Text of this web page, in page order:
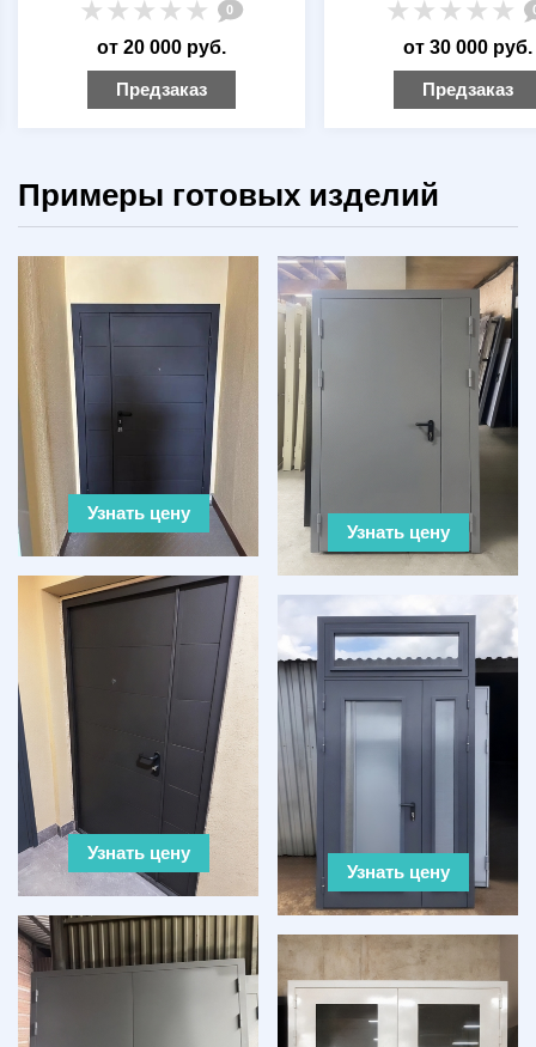
(серая) с вентиляцией
0
от 20 000 руб.
Предзаказ
(серая) с широким
от 30 000 руб.
Предзаказ
Примеры готовых изделий
Узнать цену
Узнать цену
Узнать цену
Узнать цену